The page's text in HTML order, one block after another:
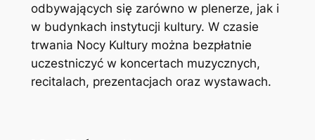
odbywających się zarówno w plenerze, jak i
w budynkach instytucji kultury. W czasie
trwania Nocy Kultury można bezpłatnie
uczestniczyć w koncertach muzycznych,
recitalach, prezentacjach oraz wystawach.